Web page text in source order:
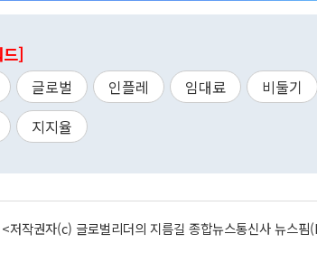
]
글로벌 인플레 임대료 비둘기
지지율
<저작권자(c) 글로벌리더의 지름길 종합뉴스통신사 뉴스